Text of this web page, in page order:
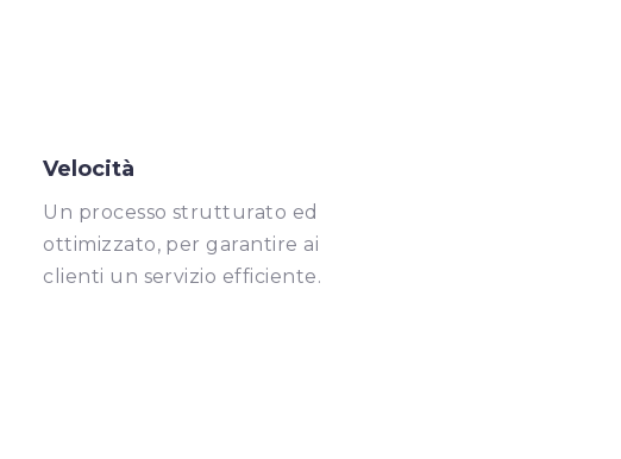
Velocità
Un processo strutturato ed
ottimizzato, per garantire ai
clienti un servizio efficiente.